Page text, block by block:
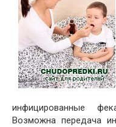
инфицированные
Возможна передача